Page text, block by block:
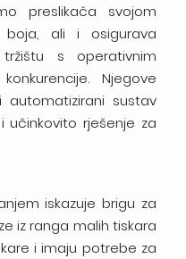
preslikača svojom
boja, ali i osigurava
s operativnim
Njegove
sustav
učinkovito rješenje za
iskazuje brigu za
iz ranga malih tiskara
i imaju potrebe za